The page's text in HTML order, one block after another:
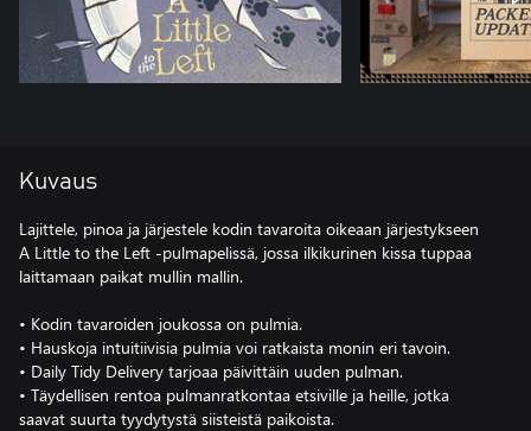
Kuvaus
Lajittele, pinoa ja järjestele kodin tavaroita oikeaan järjestykseen
A Little to the Left -pulmapelissä, jossa ilkikurinen kissa tuppaa
laittamaan paikat mullin mallin.
• Kodin tavaroiden joukossa on pulmia.
• Hauskoja intuitiivisia pulmia voi ratkaista monin eri tavoin.
• Daily Tidy Delivery tarjoaa päivittäin uuden pulman.
• Täydellisen rentoa pulmanratkontaa etsiville ja heille, jotka
saavat suurta tyydytystä siisteistä paikoista.